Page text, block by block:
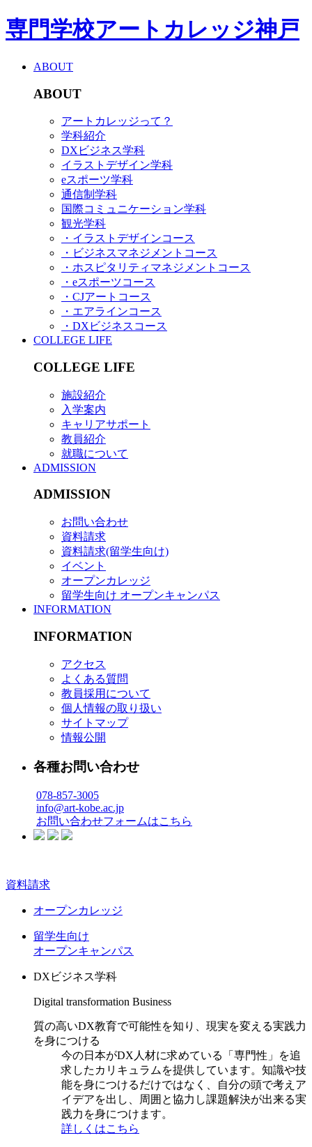
専門学校アートカレッジ神戸
ABOUT
ABOUT
アートカレッジって？
学科紹介
DXビジネス学科
イラストデザイン学科
eスポーツ学科
通信制学科
国際コミュニケーション学科
観光学科
・イラストデザインコース
・ビジネスマネジメントコース
・ホスピタリティマネジメントコース
・eスポーツコース
・CJアートコース
・エアラインコース
・DXビジネスコース
COLLEGE LIFE
COLLEGE LIFE
施設紹介
入学案内
キャリアサポート
教員紹介
就職について
ADMISSION
ADMISSION
お問い合わせ
資料請求
資料請求(留学生向け)
イベント
オープンカレッジ
留学生向け オープンキャンパス
INFORMATION
INFORMATION
アクセス
よくある質問
教員採用について
個人情報の取り扱い
サイトマップ
情報公開
各種お問い合わせ
078-857-3005
info@art-kobe.ac.jp
お問い合わせフォームはこちら
資料請求
オープンカレッジ
留学生向け
オープンキャンパス
DXビジネス学科
Digital transformation Business
質の高いDX教育で可能性を知り、現実を変える実践力
を身につける
今の日本がDX人材に求めている「専門性」を追
求したカリキュラムを提供しています。知識や技
能を身につけるだけではなく、自分の頭で考えア
イデアを出し、周囲と協力し課題解決が出来る実
践力を身につけます。
詳しくはこちら